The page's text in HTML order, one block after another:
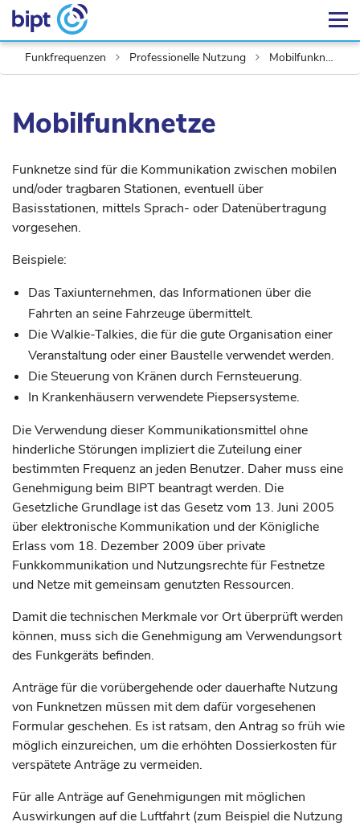
Funkfrequenzen Professionelle Nutzung Mobilfunknetze
Mobilfunknetze
Funknetze sind für die Kommunikation zwischen mobilen
und/oder tragbaren Stationen, eventuell über
Basisstationen, mittels Sprach- oder Datenübertragung
vorgesehen.
Beispiele:
Das Taxiunternehmen, das Informationen über die
Fahrten an seine Fahrzeuge übermittelt.
Die Walkie-Talkies, die für die gute Organisation einer
Veranstaltung oder einer Baustelle verwendet werden.
Die Steuerung von Kränen durch Fernsteuerung.
In Krankenhäusern verwendete Piepsersysteme.
Die Verwendung dieser Kommunikationsmittel ohne
hinderliche Störungen impliziert die Zuteilung einer
bestimmten Frequenz an jeden Benutzer. Daher muss eine
Genehmigung beim BIPT beantragt werden. Die
Gesetzliche Grundlage ist das Gesetz vom 13. Juni 2005
über elektronische Kommunikation und der Königliche
Erlass vom 18. Dezember 2009 über private
Funkkommunikation und Nutzungsrechte für Festnetze
und Netze mit gemeinsam genutzten Ressourcen.
Damit die technischen Merkmale vor Ort überprüft werden
können, muss sich die Genehmigung am Verwendungsort
des Funkgeräts befinden.
Anträge für die vorübergehende oder dauerhafte Nutzung
von Funknetzen müssen mit dem dafür vorgesehenen
Formular geschehen. Es ist ratsam, den Antrag so früh wie
möglich einzureichen, um die erhöhten Dossierkosten für
verspätete Anträge zu vermeiden.
Für alle Anträge auf Genehmigungen mit möglichen
Auswirkungen auf die Luftfahrt (zum Beispiel die Nutzung